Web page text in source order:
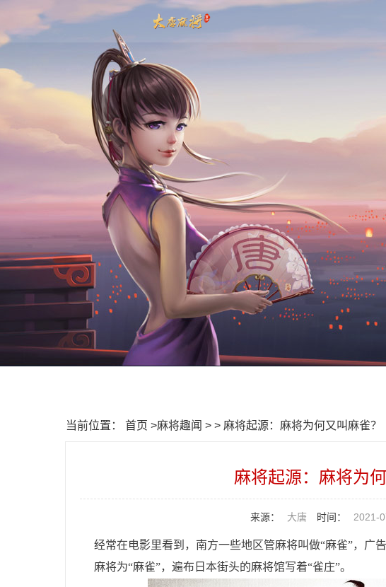
当前位置： 首页 >麻将趣闻 > > 麻将起源：麻将为何又叫麻雀？
麻将起源：麻将为
来源： 大唐 时间： 2021-
经常在电影里看到，南方一些地区管麻将叫做“麻雀”，广
麻将为“麻雀”，遍布日本街头的麻将馆写着“雀庄”。